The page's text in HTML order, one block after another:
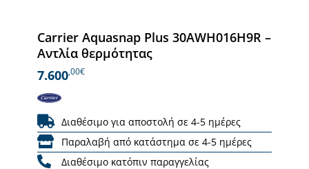
Carrier Aquasnap Plus 30AWH016H9R –
Αντλία θερμότητας
7.600,00€
Διαθέσιμο για αποστολή σε 4-5 ημέρες
Παραλαβή από κατάστημα σε 4-5 ημέρες
Διαθέσιμο κατόπιν παραγγελίας